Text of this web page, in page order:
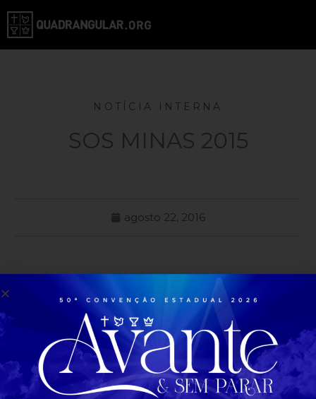
NOTÍCIA INTERNA
SOS MINAS 2015
agosto 22, 2016
Todas as Noticias